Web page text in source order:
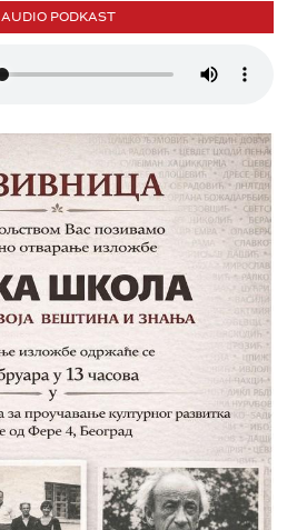
AUDIO PODKAST